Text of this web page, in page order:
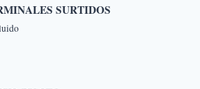
SURTIDOS